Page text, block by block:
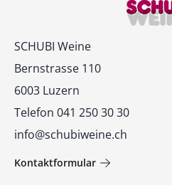
Kontakt
SCHUBI Weine
Bernstrasse 110
6003 Luzern
Telefon 041 250 30 30
info@schubiweine.ch
Kontaktformular